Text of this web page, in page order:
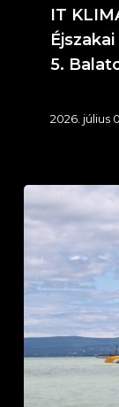
IT
5.
2026. július
58.
kupa
–
Sungrow
Nagydíj
2026.
június